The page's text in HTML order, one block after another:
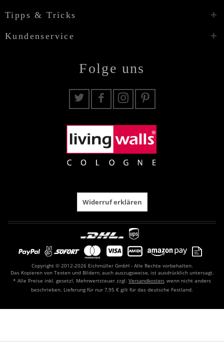
Tipps & Tricks
Kundenservice
Folge uns
Widerruf erklären
Copyright © 2012-2026 Eichmüller GmbH - Alle Rechte vorbehalten.
Das Kopieren von Texten und Bildern, auch auszugsweise, ist ausdrücklich untersagt.
* Alle Preise inkl. gesetzl. Mehrwertsteuer zzgl. Versandkosten, wenn nicht anders
beschrieben. Lieferung für nur 7,95 € gilt für das deutsche Festland.